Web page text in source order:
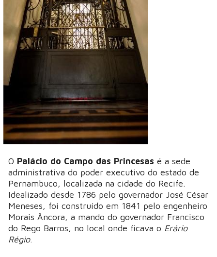
O Palácio do Campo das Princesas é a sede
administrativa do poder executivo do estado de
Pernambuco, localizada na cidade do Recife.
Idealizado desde 1786 pelo governador José César
Meneses, foi construído em 1841 pelo engenheiro
Morais Âncora, a mando do governador Francisco
do Rego Barros, no local onde ficava o Erário
Régio.